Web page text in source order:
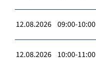
12.08.2026 09:00-10:00
12.08.2026 10:00-11:00